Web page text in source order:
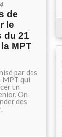
de
le
du 21
MPT
par des
MPT qui
un
On
des